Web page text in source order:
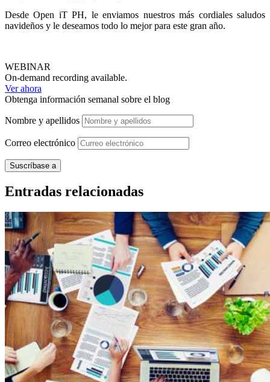
Desde Open iT PH, le enviamos nuestros más cordiales saludos
navideños y le deseamos todo lo mejor para este gran año.
WEBINAR
On-demand recording available.
Ver ahora
Obtenga información semanal sobre el blog
Nombre y apellidos
Correo electrónico
Entradas relacionadas